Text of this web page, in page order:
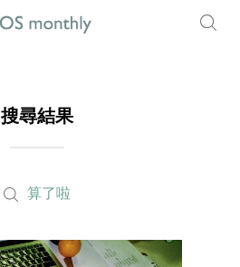
搜尋結果
算了啦